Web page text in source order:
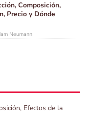
Composición,
Precio y Dónde
Neumann
Efectos de la